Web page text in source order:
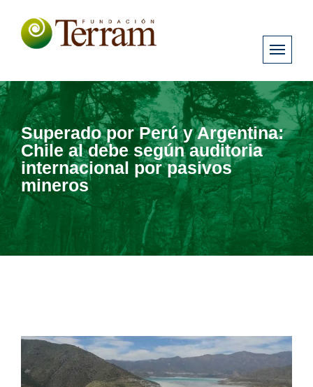
Superado por Perú y Argentina:
Chile al debe según auditoria
internacional por pasivos
mineros